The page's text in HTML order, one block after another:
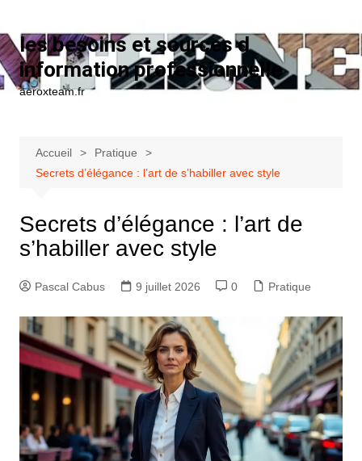
les besoins et sources d
information professionnelle
aeroxteam.fr
Accueil
Pratique
Secrets d’élégance : l’art de s’habiller avec style
Secrets d’élégance : l’art de
s’habiller avec style
Pascal Cabus 9 juillet 2026 0 Pratique